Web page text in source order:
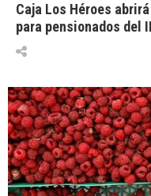
Caja Los Héroes
para pensionados del